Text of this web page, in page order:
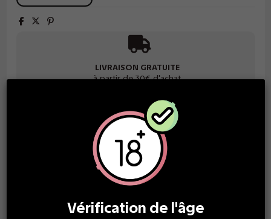
LIVRAISON GRATUITE
à partir de 30€ d'achat
SERVICE CLIENT TOP
une équipe à votre écoute
grand choix de paiement
Vérification de l'âge